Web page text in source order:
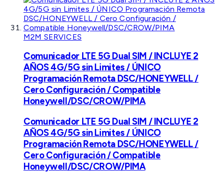
M2M SERVICES
Comunicador LTE 5G Dual SIM / INCLUYE 2
AÑOS 4G/5G sin Limites / ÚNICO
Programación Remota DSC/HONEYWELL /
Cero Configuración / Compatible
Honeywell/DSC/CROW/PIMA
Comunicador LTE 5G Dual SIM / INCLUYE 2
AÑOS 4G/5G sin Limites / ÚNICO
Programación Remota DSC/HONEYWELL /
Cero Configuración / Compatible
Honeywell/DSC/CROW/PIMA